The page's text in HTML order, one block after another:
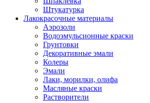
Штукатурка
Лакокрасочные материалы
Аэрозоли
Водоэмульсионные краски
Грунтовки
Декоративные эмали
Колеры
Эмали
Лаки, морилки, олифа
Масляные краски
Растворители